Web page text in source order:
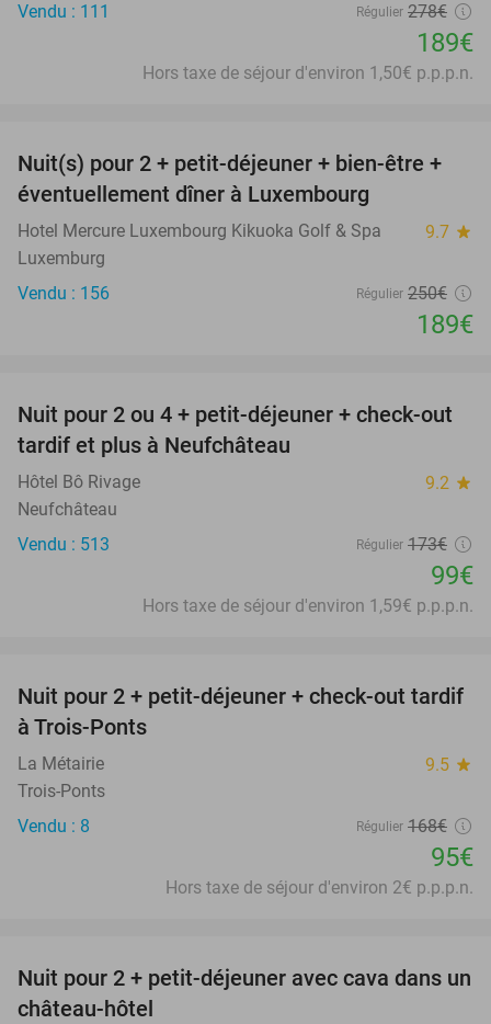
Vendu : 111
Régulier 278€
189€
Hors taxe de séjour d'environ 1,50€ p.p.p.n.
24%
Nuit(s) pour 2 + petit-déjeuner + bien-être +
éventuellement dîner à Luxembourg
Hotel Mercure Luxembourg Kikuoka Golf & Spa 9.7 star
Luxemburg
Vendu : 156
Régulier 250€
189€
43%
Nuit pour 2 ou 4 + petit-déjeuner + check-out
tardif et plus à Neufchâteau
Hôtel Bô Rivage 9.2 star
Neufchâteau
Vendu : 513
Régulier 173€
99€
Hors taxe de séjour d'environ 1,59€ p.p.p.n.
43%
Nuit pour 2 + petit-déjeuner + check-out tardif
à Trois-Ponts
La Métairie 9.5 star
Trois-Ponts
Vendu : 8
Régulier 168€
95€
Hors taxe de séjour d'environ 2€ p.p.p.n.
48%
Nuit pour 2 + petit-déjeuner avec cava dans un
château-hôtel